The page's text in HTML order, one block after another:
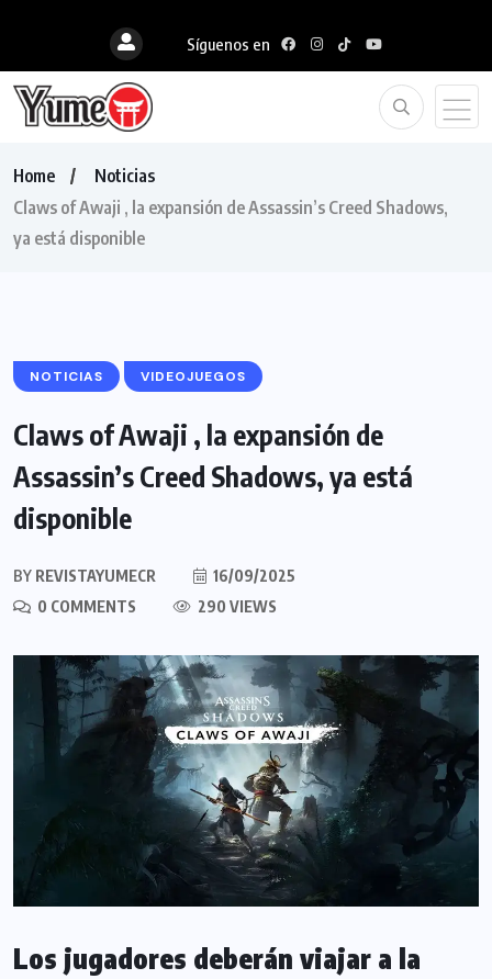
Síguenos en
Home
Noticias
Claws of Awaji , la expansión de Assassin’s Creed Shadows,
ya está disponible
NOTICIAS VIDEOJUEGOS
Claws of Awaji , la expansión de
Assassin’s Creed Shadows, ya está
disponible
BY REVISTAYUMECR
16/09/2025
0 COMMENTS
290 VIEWS
Los jugadores deberán viajar a la